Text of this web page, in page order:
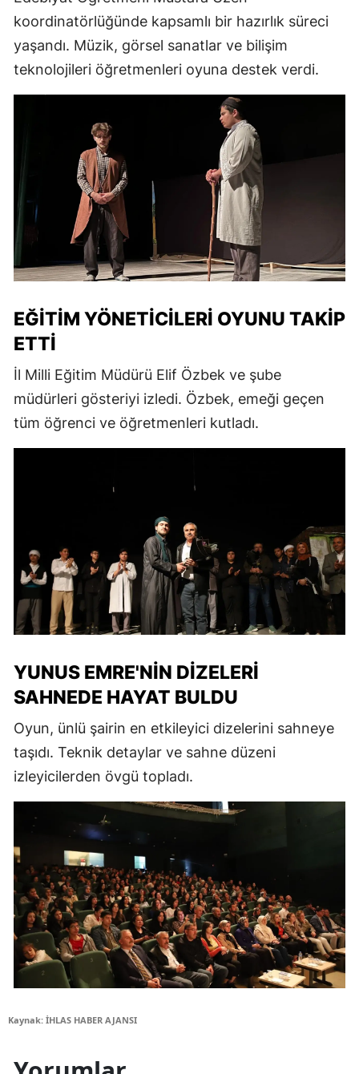
koordinatörlüğünde kapsamlı bir hazırlık süreci
yaşandı. Müzik, görsel sanatlar ve bilişim
teknolojileri öğretmenleri oyuna destek verdi.
EĞITIM YÖNETICILERI OYUNU TAKIP
ETTI
İl Milli Eğitim Müdürü Elif Özbek ve şube
müdürleri gösteriyi izledi. Özbek, emeği geçen
tüm öğrenci ve öğretmenleri kutladı.
YUNUS EMRE'NIN DIZELERI
SAHNEDE HAYAT BULDU
Oyun, ünlü şairin en etkileyici dizelerini sahneye
taşıdı. Teknik detaylar ve sahne düzeni
izleyicilerden övgü topladı.
Kaynak: İHLAS HABER AJANSI